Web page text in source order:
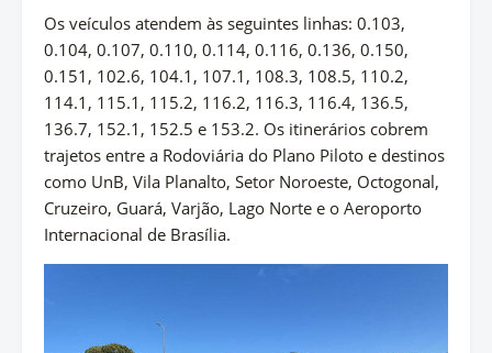
Os veículos atendem às seguintes linhas: 0.103,
0.104, 0.107, 0.110, 0.114, 0.116, 0.136, 0.150,
0.151, 102.6, 104.1, 107.1, 108.3, 108.5, 110.2,
114.1, 115.1, 115.2, 116.2, 116.3, 116.4, 136.5,
136.7, 152.1, 152.5 e 153.2. Os itinerários cobrem
trajetos entre a Rodoviária do Plano Piloto e destinos
como UnB, Vila Planalto, Setor Noroeste, Octogonal,
Cruzeiro, Guará, Varjão, Lago Norte e o Aeroporto
Internacional de Brasília.